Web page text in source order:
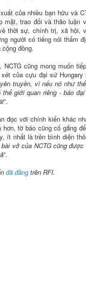
của nhiều bạn hữu và
mặt, trao đổi và thảo luận
thời sự, chính trị, xã hội,
người có tiếng nói thẩm
đồng.
NCTG cũng mong muốn
của cựu đại sứ
truyền, vì nếu nó như
giới quan riêng - báo
”.
đọc với chính kiến khác
tờ báo cũng cố gắng
ít nhất là trên bình diện
vở của NCTG cũng
”.
đã đăng trên RFI.